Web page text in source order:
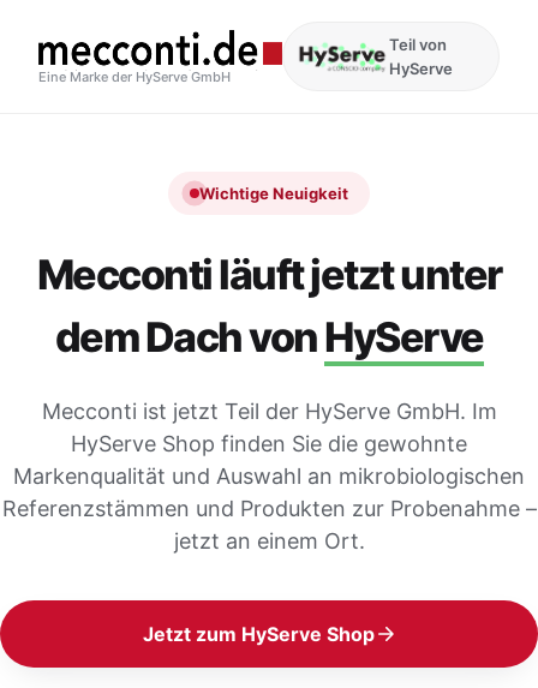
Eine Marke der HyServe GmbH
Teil von
HyServe
Wichtige Neuigkeit
Mecconti läuft jetzt unter
dem Dach vonHyServe
Mecconti ist jetzt Teil der HyServe GmbH. Im
HyServe Shop finden Sie die gewohnte
Markenqualität und Auswahl an mikrobiologischen
Referenzstämmen und Produkten zur Probenahme –
jetzt an einem Ort.
Jetzt zum HyServe Shop